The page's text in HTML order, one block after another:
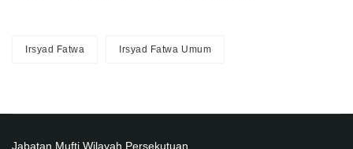
Irsyad Fatwa Irsyad Fatwa Umum
Jabatan Mufti Wilayah Persekutuan